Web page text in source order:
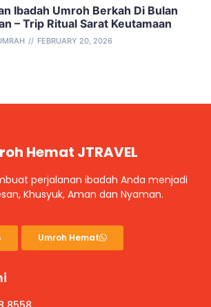
Ibadah Umroh Berkah Di Bulan
– Trip Ritual Sarat Keutamaan
FEBRUARY 20, 2026
Hemat JTRAVEL
perjalanan ibadah Anda menjadi
Khusyuk, Aman dan Nyaman.
Umroh Hemat